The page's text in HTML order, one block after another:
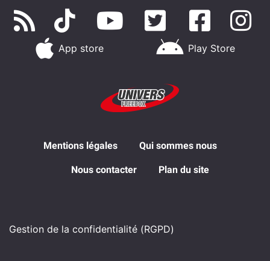
App store Play Store
Mentions légales Qui sommes nous
Nous contacter Plan du site
Gestion de la confidentialité (RGPD)